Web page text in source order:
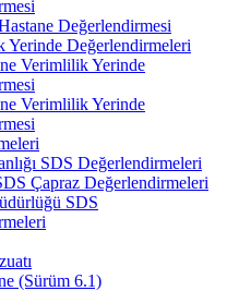
Değerlendirmesi
Yerinde Değerlendirmeleri
Verimlilik Yerinde
Verimlilik Yerinde
SDS Değerlendirmeleri
Çapraz Değerlendirmeleri
SDS
(Sürüm 6.1)